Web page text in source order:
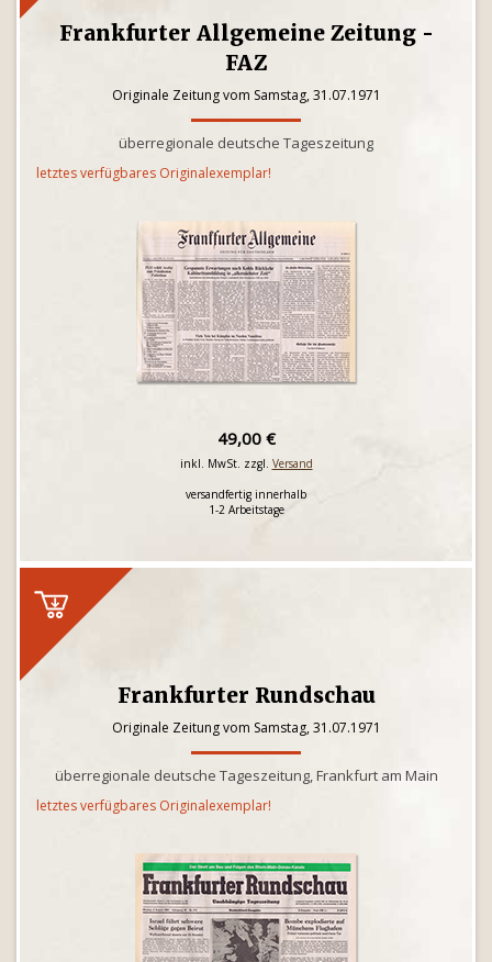
Frankfurter Allgemeine Zeitung -
FAZ
Originale Zeitung vom Samstag, 31.07.1971
überregionale deutsche Tageszeitung
letztes verfügbares Originalexemplar!
49,00 €
inkl. MwSt. zzgl. Versand
versandfertig innerhalb
1-2 Arbeitstage
Frankfurter Rundschau
Originale Zeitung vom Samstag, 31.07.1971
überregionale deutsche Tageszeitung, Frankfurt am Main
letztes verfügbares Originalexemplar!